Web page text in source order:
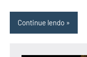
Continue lendo